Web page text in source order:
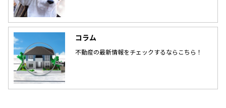
コラム
不動産の最新情報をチェックするならこちら！